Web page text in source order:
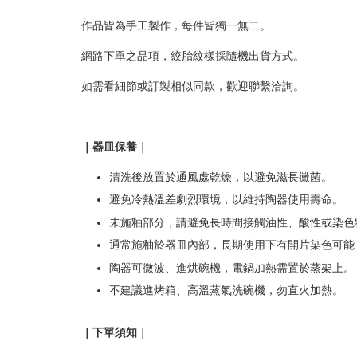
作品皆為手工製作，每件皆獨一無二。
網路下單之品項，絞胎紋樣採隨機出貨方式。
如需看細節或訂製相似同款，歡迎聯繫洽詢。
｜器皿保養｜
清洗後放置於通風處乾燥，以避免滋長黴菌。
避免冷熱溫差劇烈環境，以維持陶器使用壽命。
未施釉部分，請避免長時間接觸油性、酸性或染色
通常施釉於器皿內部，長期使用下有開片染色可能
陶器可微波、進烘碗機，電鍋加熱需置於蒸架上。
不建議進烤箱、高溫蒸氣洗碗機，勿直火加熱。
｜下單須知｜